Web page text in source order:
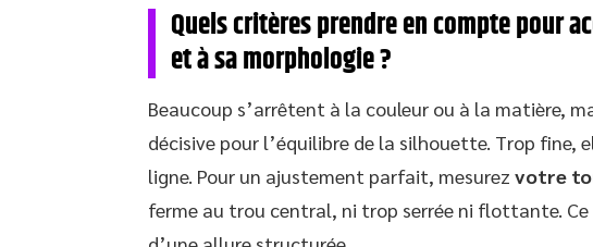
Quels critères prendre en compte pour
et à sa morphologie ?
Beaucoup s’arrêtent à la couleur ou à la matière,
décisive pour l’équilibre de la silhouette. Trop fine,
ligne. Pour un ajustement parfait, mesurez votre
ferme au trou central, ni trop serrée ni flottante. Ce